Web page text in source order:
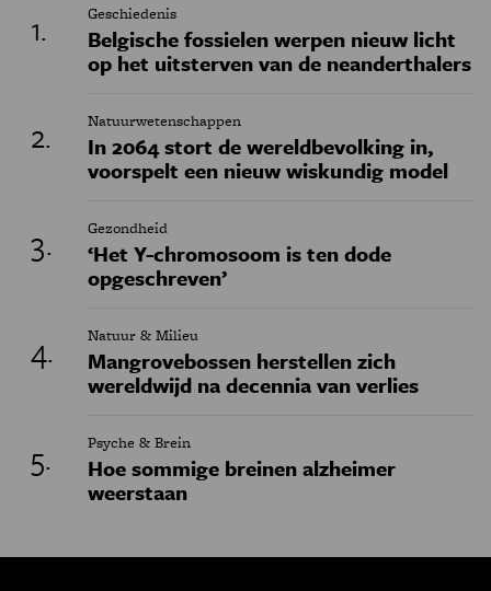
Geschiedenis
Belgische fossielen werpen nieuw licht
op het uitsterven van de neanderthalers
Natuurwetenschappen
In 2064 stort de wereldbevolking in,
voorspelt een nieuw wiskundig model
Gezondheid
‘Het Y-chromosoom is ten dode
opgeschreven’
Natuur & Milieu
Mangrovebossen herstellen zich
wereldwijd na decennia van verlies
Psyche & Brein
Hoe sommige breinen alzheimer
weerstaan